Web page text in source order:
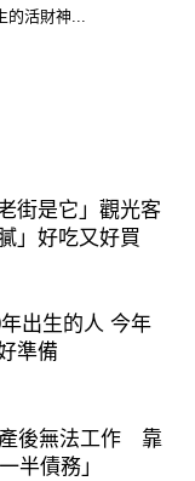
活力 的
於追求夢
人意想不到
的活財神...
街是它」觀光客
」好吃又好買
出生的人 今年
準備
後無法工作 靠
半債務」